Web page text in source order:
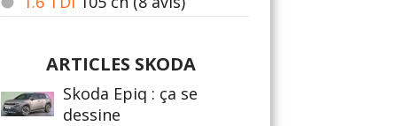
ARTICLES SKODA
Skoda Epiq : ça se
dessine